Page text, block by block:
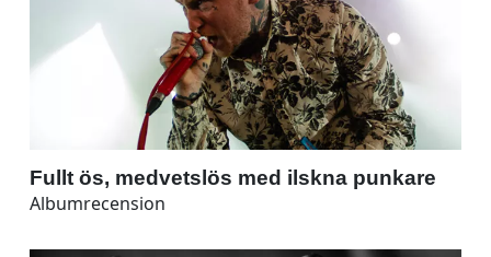
Fullt ös, medvetslös med ilskna punkare
Albumrecension